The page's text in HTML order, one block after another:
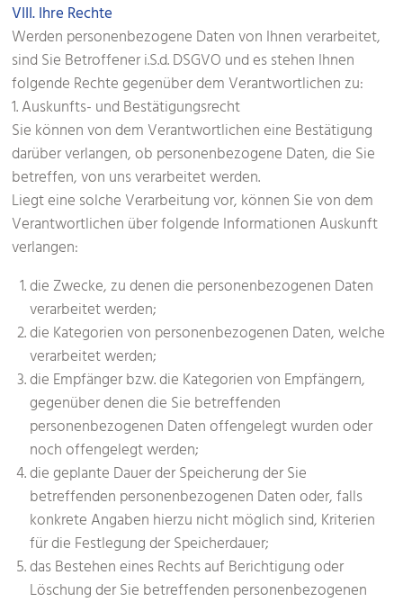
VIII. Ihre Rechte
Werden personenbezogene Daten von Ihnen verarbeitet,
sind Sie Betroffener i.S.d. DSGVO und es stehen Ihnen
folgende Rechte gegenüber dem Verantwortlichen zu:
1. Auskunfts- und Bestätigungsrecht
Sie können von dem Verantwortlichen eine Bestätigung
darüber verlangen, ob personenbezogene Daten, die Sie
betreffen, von uns verarbeitet werden.
Liegt eine solche Verarbeitung vor, können Sie von dem
Verantwortlichen über folgende Informationen Auskunft
verlangen:
die Zwecke, zu denen die personenbezogenen Daten
verarbeitet werden;
die Kategorien von personenbezogenen Daten, welche
verarbeitet werden;
die Empfänger bzw. die Kategorien von Empfängern,
gegenüber denen die Sie betreffenden
personenbezogenen Daten offengelegt wurden oder
noch offengelegt werden;
die geplante Dauer der Speicherung der Sie
betreffenden personenbezogenen Daten oder, falls
konkrete Angaben hierzu nicht möglich sind, Kriterien
für die Festlegung der Speicherdauer;
das Bestehen eines Rechts auf Berichtigung oder
Löschung der Sie betreffenden personenbezogenen